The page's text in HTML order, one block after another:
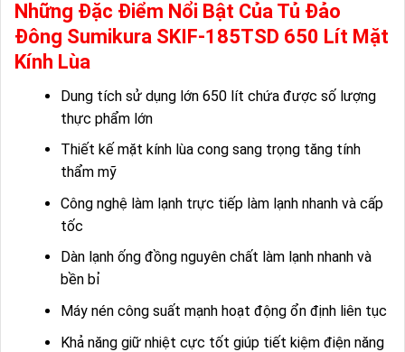
Những Đặc Điểm Nổi Bật Của Tủ Đảo
Đông Sumikura SKIF-185TSD 650 Lít Mặt
Kính Lùa
Dung tích sử dụng lớn 650 lít chứa được số lượng
thực phẩm lớn
Thiết kế mặt kính lùa cong sang trọng tăng tính
thẩm mỹ
Công nghệ làm lạnh trực tiếp làm lạnh nhanh và cấp
tốc
Dàn lạnh ống đồng nguyên chất làm lạnh nhanh và
bền bỉ
Máy nén công suất mạnh hoạt động ổn định liên tục
Khả năng giữ nhiệt cực tốt giúp tiết kiệm điện năng